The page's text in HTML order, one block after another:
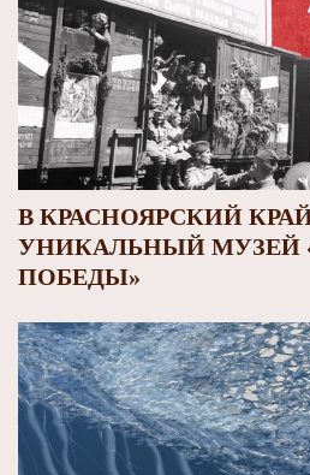
В КРАСНОЯРСКИЙ
УНИКАЛЬНЫЙ МУЗЕЙ
ПОБЕДЫ»